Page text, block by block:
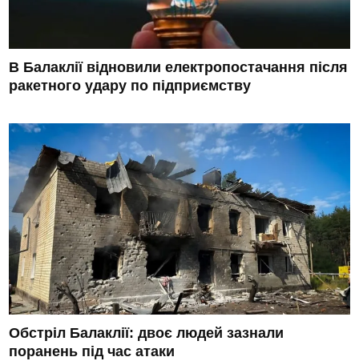
В Балаклії відновили електропостачання після
ракетного удару по підприємству
Обстріл Балаклії: двоє людей зазнали
поранень під час атаки